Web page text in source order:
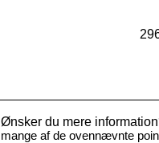
Ønsker du mere
mange af de ovennævnte